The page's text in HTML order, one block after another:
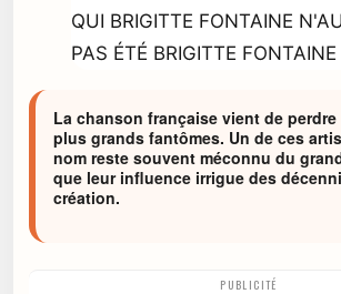
La chanson française vient de perdre
plus grands fantômes. Un de ces
nom reste souvent méconnu du
que leur influence irrigue des
création.
PUBLICITÉ